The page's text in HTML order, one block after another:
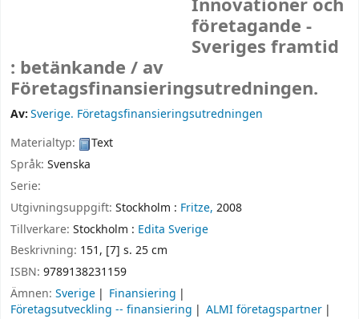
Innovationer och
företagande -
Sveriges framtid
: betänkande / av
Företagsfinansieringsutredningen.
Av:Sverige. Företagsfinansieringsutredningen
Materialtyp:
Text
Språk: Svenska
Serie:
Utgivningsuppgift: Stockholm : Fritze, 2008
Tillverkare: Stockholm : Edita Sverige
Beskrivning: 151, [7] s. 25 cm
ISBN: 9789138231159
Ämnen: Sverige
Finansiering
Företagsutveckling -- finansiering
ALMI företagspartner